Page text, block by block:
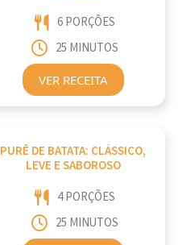
6 PORÇÕES
25 MINUTOS
VER RECEITA
PURÊ DE BATATA: CLÁSSICO,
LEVE E SABOROSO
4 PORÇÕES
25 MINUTOS